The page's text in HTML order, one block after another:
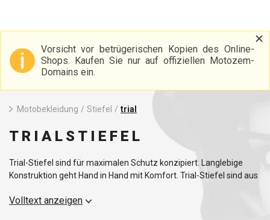
Vorsicht vor betrügerischen Kopien des Online-
Shops. Kaufen Sie nur auf offiziellen Motozem-
Domains ein.
Motobekleidung / Stiefel / trial
TRIALSTIEFEL
Trial-Stiefel sind für maximalen Schutz konzipiert. Langlebige
Konstruktion geht Hand in Hand mit Komfort. Trial-Stiefel sind aus
Bedingungen stand.
Volltext anzeigen